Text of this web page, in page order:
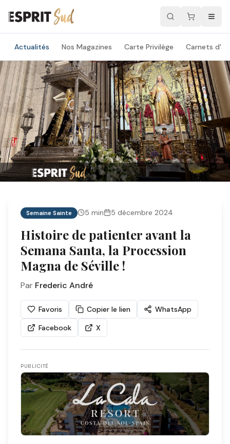
Actualités Nos Magazines Carte Privilège Carnets
Semaine Sainte 5 min 5 décembre 2024
Histoire de patienter avant la
Semana Santa, la Procession
Magna de Séville !
Par Frederic André
Favoris Copier le lien
WhatsApp
Facebook
X
PUBLICITÉ